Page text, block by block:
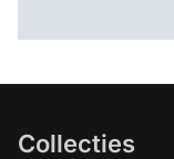
Collecties